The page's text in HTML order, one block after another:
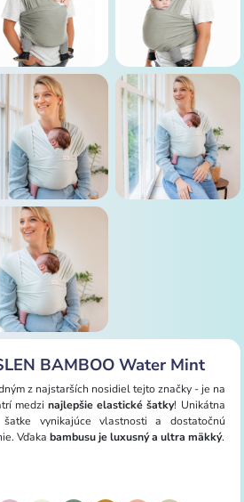
BAMBOO Water Mint
z najstarších nosidiel tejto značky - je na
medzi najlepšie elastické šatky! Unikátna
vynikajúce vlastnosti a dostatočnú
Vďaka bambusu je luxusný a ultra mäkký.